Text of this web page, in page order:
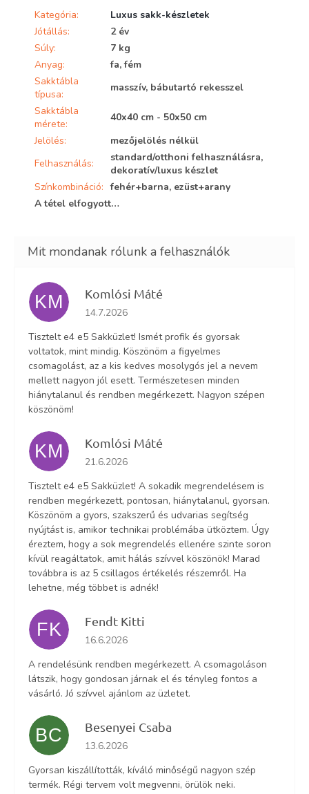
Kategória:
Luxus sakk-készletek
Jótállás:
2 év
Súly:
7 kg
Anyag:
fa, fém
Sakktábla
típusa:
masszív, bábutartó rekesszel
Sakktábla
mérete:
40x40 cm - 50x50 cm
Jelölés:
mezőjelölés nélkül
Felhasználás:
standard/otthoni felhasználásra,
dekoratív/luxus készlet
Színkombináció: fehér+barna, ezüst+arany
A tétel elfogyott…
KM Komlósi Máté
Az áruház értékelése 5-ből 5 csillag.
14.7.2026
Tisztelt e4 e5 Sakküzlet! Ismét profik és gyorsak
voltatok, mint mindig. Köszönöm a figyelmes
csomagolást, az a kis kedves mosolygós jel a nevem
mellett nagyon jól esett. Természetesen minden
hiánytalanul és rendben megérkezett. Nagyon szépen
köszönöm!
KM Komlósi Máté
Az áruház értékelése 5-ből 5 csillag.
21.6.2026
Tisztelt e4 e5 Sakküzlet! A sokadik megrendelésem is
rendben megérkezett, pontosan, hiánytalanul, gyorsan.
Köszönöm a gyors, szakszerű és udvarias segítség
nyújtást is, amikor technikai problémába ütköztem. Úgy
éreztem, hogy a sok megrendelés ellenére szinte soron
kívül reagáltatok, amit hálás szívvel köszönök! Marad
továbbra is az 5 csillagos értékelés részemről. Ha
lehetne, még többet is adnék!
FK Fendt Kitti
Az áruház értékelése 5-ből 5 csillag.
16.6.2026
A rendelésünk rendben megérkezett. A csomagoláson
látszik, hogy gondosan járnak el és tényleg fontos a
vásárló. Jó szívvel ajánlom az üzletet.
BC Besenyei Csaba
Az áruház értékelése 5-ből 5 csillag.
13.6.2026
Gyorsan kiszállították, kíváló minőségű nagyon szép
termék. Régi tervem volt megvenni, örülök neki.